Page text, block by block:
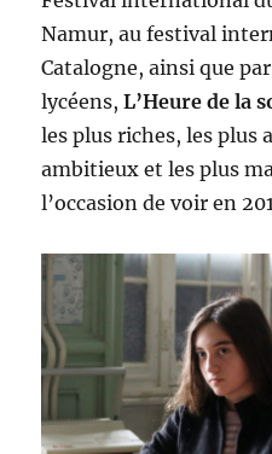
Namur, au festival
Catalogne, ainsi que
lycéens,L’Heure de la
les plus riches, les plus
ambitieux et les plus
l’occasion de voir en